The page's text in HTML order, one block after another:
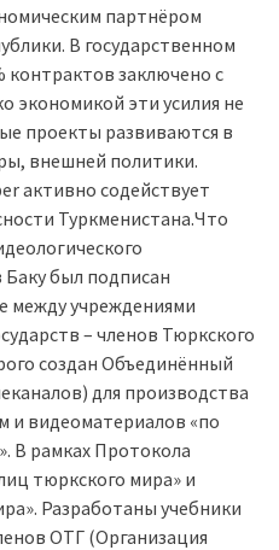
партнёром
В государственном
контрактов заключено с
экономикой эти усилия не
проекты развиваются в
внешней политики.
активно содействует
Туркменистана.Что
Баку был подписан
между учреждениями
– членов Тюркского
создан Объединённый
для производства
и видеоматериалов «по
В рамках Протокола
тюркского мира» и
Разработаны учебники
ОТГ (Организация